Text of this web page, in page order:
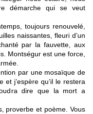
démarche qui se veut
toujours renouvelé,
naissantes, fleuri d’un
par la fauvette, aux
Montségur est une force,
par une mosaïque de
et j’espère qu’il le restera
dire que la mort a
et poème. Vous